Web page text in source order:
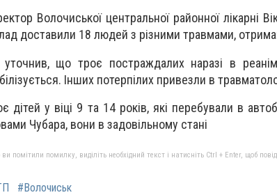
Волочиської центральної районної лікарні
доставили 18 людей з різними травмами,
уточнив, що троє постраждалих наразі в
Інших потерпілих привезли в
дітей у віці 9 та 14 років, які перебували в
Чубара, вони в задовільному стані
помітили помилку, виділіть необхідний текст і натисніть Ctrl + Enter, щоб
#Волочиськ